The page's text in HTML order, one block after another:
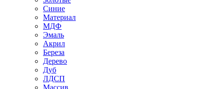
Синие
Материал
МДФ
Эмаль
Акрил
Береза
Дерево
Дуб
ЛДСП
Массив